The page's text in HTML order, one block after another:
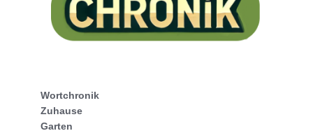
Wortchronik
Zuhause
Garten